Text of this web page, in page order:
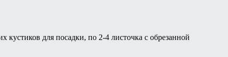
для посадки, по 2-4 листочка с обрезанной